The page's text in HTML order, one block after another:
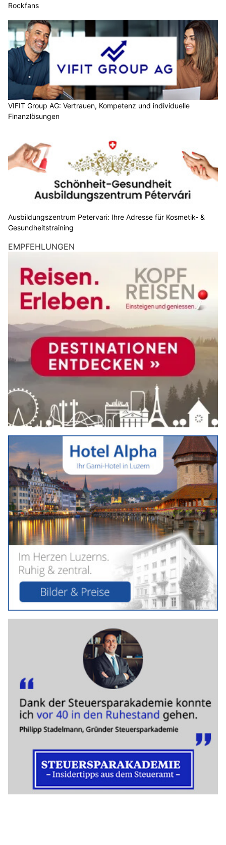
Rockfans
VIFIT Group AG: Vertrauen, Kompetenz und individuelle
Finanzlösungen
Ausbildungszentrum Petervari: Ihre Adresse für Kosmetik- &
Gesundheitstraining
EMPFEHLUNGEN